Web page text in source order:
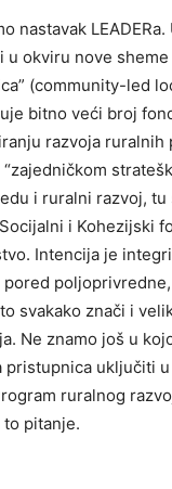
nastavak
u okviru nove sheme
(community-led
bitno veći broj
razvoja ruralnih
i ruralni razvoj, tu
i Kohezijski
Intencija je
svakako znači i
Ne znamo još u
pristupnica uključiti
ruralnog
pitanje.